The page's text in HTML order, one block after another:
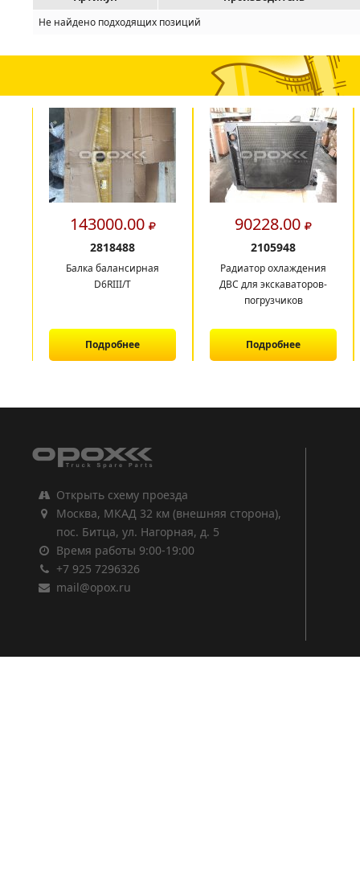
Не найдено подходящих позиций
143000.00
2818488
Балка балансирная
D6RIII/T
Подробнее
90228.00
2105948
Радиатор охлаждения
ДВС для экскаваторов-
погрузчиков
Подробнее
Открыть схему проезда
Москва, МКАД 32 км (внешняя сторона),
пос. Битца, ул. Нагорная, д. 5
Время работы 9:00-19:00
+7 925 7296326
mail@opox.ru